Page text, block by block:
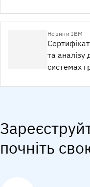
Новини IBM
та аналізу
системах
почніть